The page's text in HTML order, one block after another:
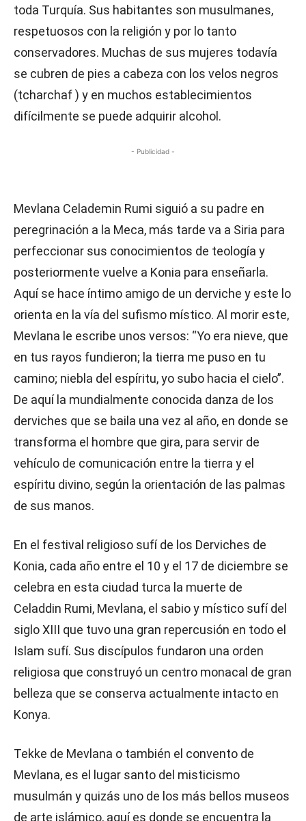
toda Turquía. Sus habitantes son musulmanes,
respetuosos con la religión y por lo tanto
conservadores. Muchas de sus mujeres todavía
se cubren de pies a cabeza con los velos negros
(tcharchaf ) y en muchos establecimientos
difícilmente se puede adquirir alcohol.
- Publicidad -
Mevlana Celademin Rumi siguió a su padre en
peregrinación a la Meca, más tarde va a Siria para
perfeccionar sus conocimientos de teología y
posteriormente vuelve a Konia para enseñarla.
Aquí se hace íntimo amigo de un derviche y este lo
orienta en la vía del sufismo místico. Al morir este,
Mevlana le escribe unos versos: “Yo era nieve, que
en tus rayos fundieron; la tierra me puso en tu
camino; niebla del espíritu, yo subo hacia el cielo”.
De aquí la mundialmente conocida danza de los
derviches que se baila una vez al año, en donde se
transforma el hombre que gira, para servir de
vehículo de comunicación entre la tierra y el
espíritu divino, según la orientación de las palmas
de sus manos.
En el festival religioso sufí de los Derviches de
Konia, cada año entre el 10 y el 17 de diciembre se
celebra en esta ciudad turca la muerte de
Celaddin Rumi, Mevlana, el sabio y místico sufí del
siglo XIII que tuvo una gran repercusión en todo el
Islam sufí. Sus discípulos fundaron una orden
religiosa que construyó un centro monacal de gran
belleza que se conserva actualmente intacto en
Konya.
Tekke de Mevlana o también el convento de
Mevlana, es el lugar santo del misticismo
musulmán y quizás uno de los más bellos museos
de arte islámico, aquí es donde se encuentra la